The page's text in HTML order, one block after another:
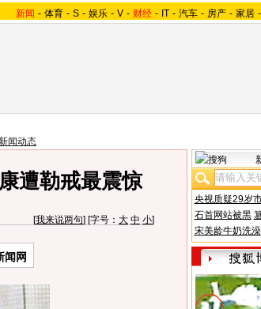
新闻 - 体育 - S - 娱乐 - V - 财经 - IT - 汽车 - 房产 - 家居 -
闻动态
遭勒戒最震惊
[我来说两句] [字号： 大 中 小]
闻网
央视质疑29岁
石首网站被黑
宋美龄牛奶洗澡